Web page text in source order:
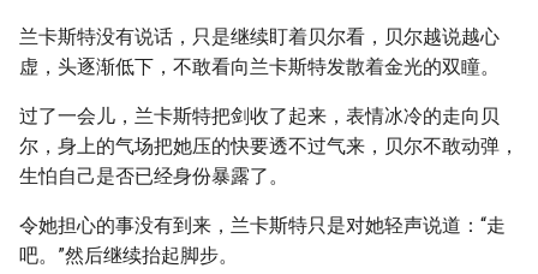
兰卡斯特没有说话，只是继续盯着贝尔看，贝尔越说越心
虚，头逐渐低下，不敢看向兰卡斯特发散着金光的双瞳。
过了一会儿，兰卡斯特把剑收了起来，表情冰冷的走向贝
尔，身上的气场把她压的快要透不过气来，贝尔不敢动弹，
生怕自己是否已经身份暴露了。
令她担心的事没有到来，兰卡斯特只是对她轻声说道：“走
吧。”然后继续抬起脚步。